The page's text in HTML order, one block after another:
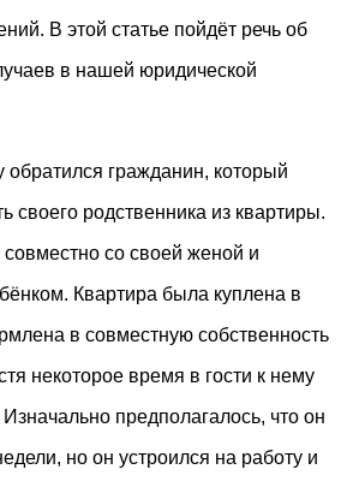
В этой статье пойдёт речь об
в нашей юридической
гражданин, который
своего родственника из квартиры.
со своей женой и
Квартира была куплена в
в совместную собственность
некоторое время в гости к нему
предполагалось, что он
но он устроился на работу и